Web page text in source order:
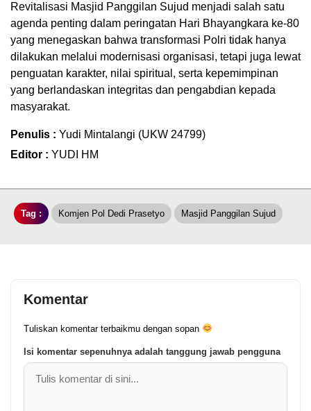
Revitalisasi Masjid Panggilan Sujud menjadi salah satu
agenda penting dalam peringatan Hari Bhayangkara ke-80
yang menegaskan bahwa transformasi Polri tidak hanya
dilakukan melalui modernisasi organisasi, tetapi juga lewat
penguatan karakter, nilai spiritual, serta kepemimpinan
yang berlandaskan integritas dan pengabdian kepada
masyarakat.
Penulis : Yudi Mintalangi (UKW 24799)
Editor : YUDI HM
Tag : Komjen Pol Dedi Prasetyo Masjid Panggilan Sujud
Komentar
Tuliskan komentar terbaikmu dengan sopan
Isi komentar sepenuhnya adalah tanggung jawab pengguna